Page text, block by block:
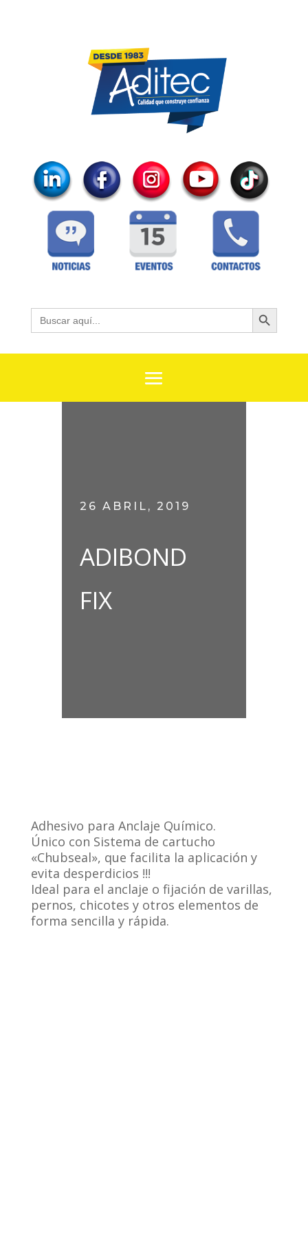
Buscar: Botón de búsqueda
26 ABRIL, 2019
ADIBOND
FIX
Adhesivo para Anclaje Químico.
Único con Sistema de cartucho
«Chubseal», que facilita la aplicación y
evita desperdicios !!!
Ideal para el anclaje o fijación de varillas,
pernos, chicotes y otros elementos de
forma sencilla y rápida.